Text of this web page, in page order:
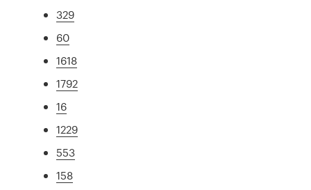
329
60
1618
1792
16
1229
553
158